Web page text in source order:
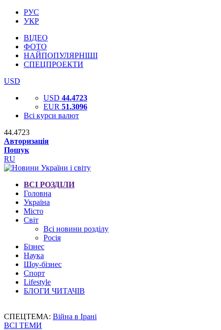
РУС
УКР
ВІДЕО
ФОТО
НАЙПОПУЛЯРНІШІ
СПЕЦПРОЕКТИ
USD
USD 44.4723
EUR 51.3096
Всі курси валют
44.4723
Авторизація
Пошук
RU
ВСІ РОЗДІЛИ
Головна
Україна
Місто
Світ
Всі новини розділу
Росія
Бізнес
Наука
Шоу-бізнес
Спорт
Lifestyle
БЛОГИ ЧИТАЧІВ
СПЕЦТЕМА: Війна в Ірані
ВСІ ТЕМИ